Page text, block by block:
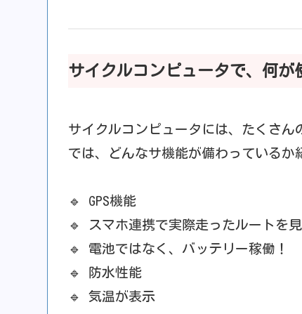
サイクルコンピュータで、何が
サイクルコンピュータには、たくさん
では、どんなサ機能が備わっているか
🔹 GPS機能
🔹 スマホ連携で実際走ったルートを
🔹 電池ではなく、バッテリー稼働！
🔹 防水性能
🔹 気温が表示